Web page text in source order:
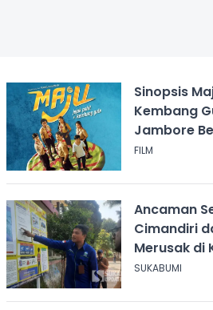
Sinopsis
Kembang
Jambore
Buruk
FILM
Ancaman
Cimandiri
Merusak di
yang Harus
SUKABUMI